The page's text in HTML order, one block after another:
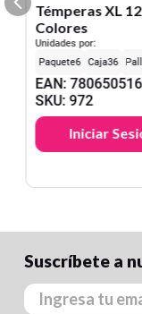
Témperas XL 12
Colores
Unidades por:
6
36
EAN:
SKU:972
Iniciar
Suscríbete a